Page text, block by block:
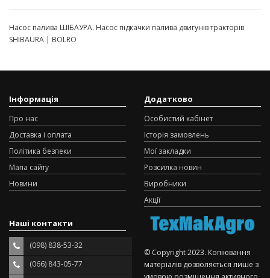
Насос палива ШІБАУРА. Насос підкачки палива двигунів тракторів
SHIBAURA | BOLRO
Інформація
Про нас
Доставка і оплата
Політика безпеки
Мапа сайту
Новини
Додатково
Особистий кабінет
Історія замовлень
Мої закладки
Розсилка новин
Виробники
Акції
Наші контакти
(098) 838-53-32
(066) 843-05-77
© Copyright 2023. Копіювання
матеріалів дозволяється лише з